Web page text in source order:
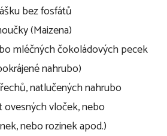
bez fosfátů
(Maizena)
mléčných čokoládových pecek
nahrubo)
natlučených nahrubo
vloček, nebo
nebo rozinek apod.)